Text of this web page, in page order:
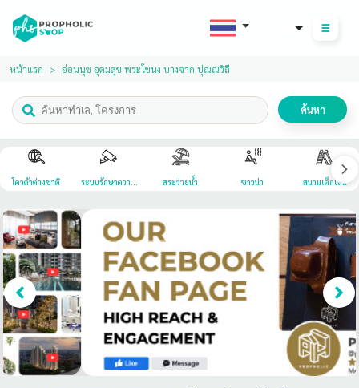
หน้าแรก อ่อนนุช อุดมสุข พระโขนง บางจาก ปุณณวิถี
ค้นหา
โควต้าต่างชาติ ระบบรักษาความ สระว่ายน้ำ ซาวน่า สนามเด็กเล่น